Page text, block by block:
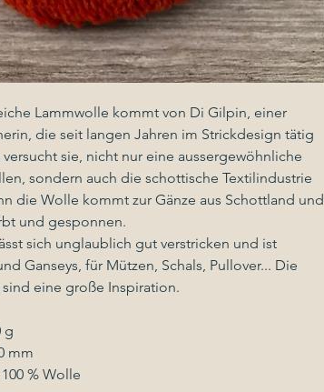
Lammwolle kommt von Di Gilpin, einer
die seit langen Jahren im Strickdesign tätig
sie, nicht nur eine aussergewöhnliche
sondern auch die schottische Textilindustrie
die Wolle kommt zur Gänze aus Schottland und
und gesponnen.
sich unglaublich gut verstricken und ist
Ganseys, für Mützen, Schals, Pullover... Die
eine große Inspiration.
g
mm
% Wolle